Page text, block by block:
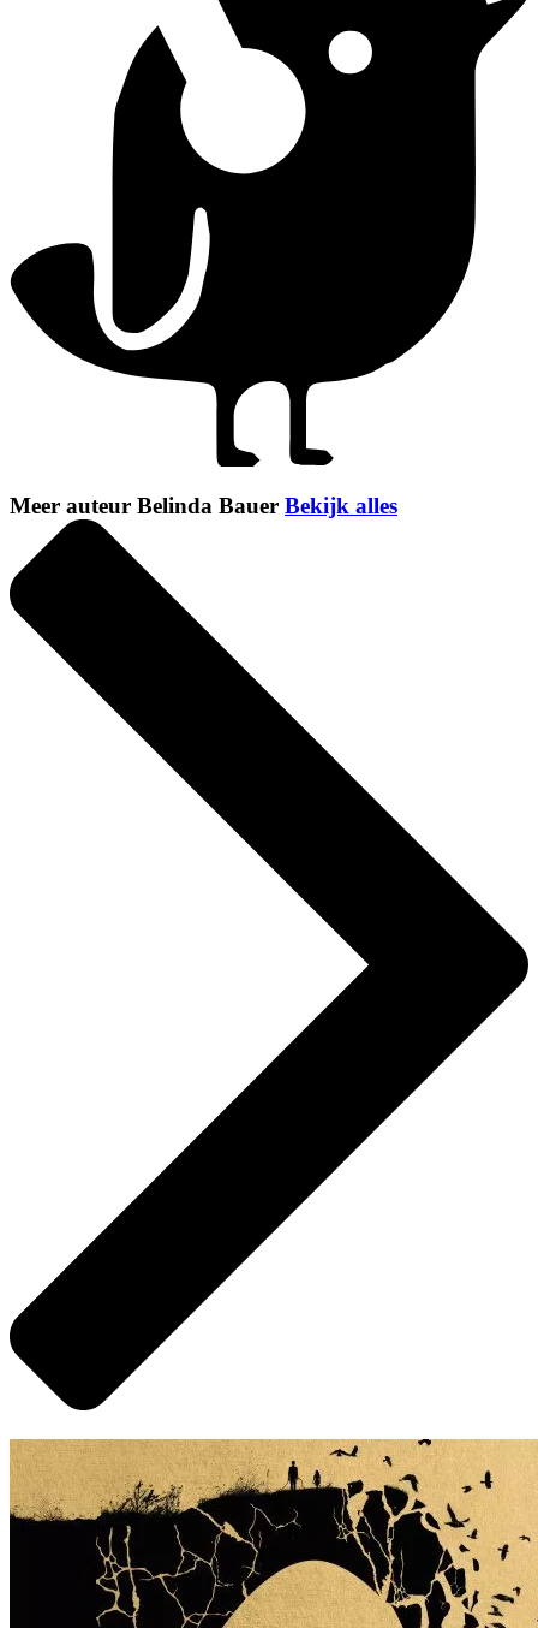
Meer auteur Belinda Bauer Bekijk alles